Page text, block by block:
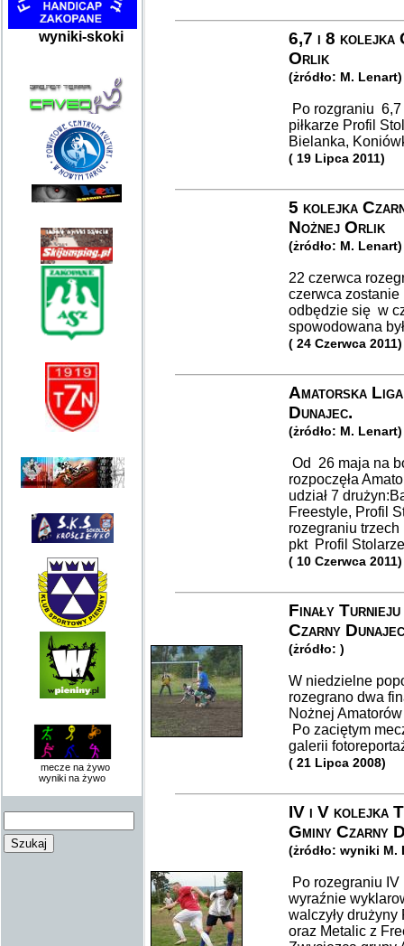
wyniki-skoki
mecze na żywo
wyniki na żywo
6,7 i 8 kolejka
Orlik
(żródło: M. Lenart)
Po rozgraniu
piłkarze Profil
Bielanka,
( 19 Lipca 2011)
5 kolejka
Nożnej Orlik
(żródło: M. Lenart)
22 czerwca
czerwca zostanie
odbędzie się w
spowodowana
( 24 Czerwca 2011)
Amatorska
Dunajec.
(żródło: M. Lenart)
Od 26 maja na
rozpoczęła
udział 7
Freestyle, Profil
rozegraniu
pkt Profil
( 10 Czerwca 2011)
Finały
Czarny Dunajec
(żródło: )
W niedzielne
rozegrano dwa
Nożnej
Po zaciętym
galerii
( 21 Lipca 2008)
IV i V kolejka
Gminy Czarny
(żródło: wyniki M.
Po rozegraniu
wyraźnie
walczyły
oraz Metalic z